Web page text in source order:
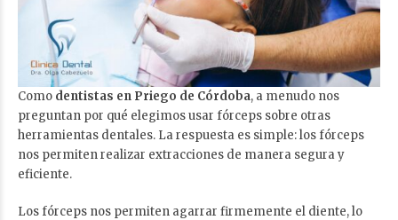
Como dentistas en Priego de Córdoba, a menudo nos
preguntan por qué elegimos usar fórceps sobre otras
herramientas dentales. La respuesta es simple: los fórceps
nos permiten realizar extracciones de manera segura y
eficiente.
Los fórceps nos permiten agarrar firmemente el diente, lo